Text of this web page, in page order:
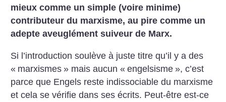
mieux comme un simple (voire minime)
contributeur du marxisme, au pire comme un
adepte aveuglément suiveur de Marx.
Si l’introduction soulève à juste titre qu’il y a des
« marxismes » mais aucun « engelsisme », c’est
parce que Engels reste indissociable du marxisme
et cela se vérifie dans ses écrits. Peut-être est-ce